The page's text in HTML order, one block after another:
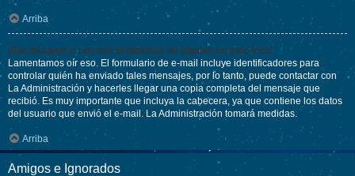
Arriba
¡Recibí spam o correos maliciosos de alguien en este foro!
Lamentamos oír eso. El formulario de e-mail incluye identificadores para
controlar quién ha enviado tales mensajes, por lo tanto, puede contactar con
La Administración y hacerles llegar una copia completa del mensaje que
recibió. Es muy importante que incluya la cabecera, ya que contiene los datos
del usuario que envió el e-mail. La Administración tomará medidas.
Arriba
Amigos e Ignorados